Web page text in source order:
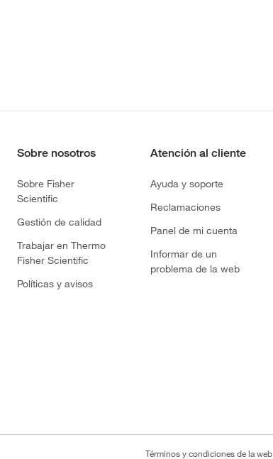
Sobre nosotros
Sobre Fisher
Scientific
Gestión de calidad
Trabajar en Thermo
Fisher Scientific
Políticas y avisos
Atención al cliente
Ayuda y soporte
Reclamaciones
Panel de mi cuenta
Informar de un
problema de la web
Términos y condiciones de la web